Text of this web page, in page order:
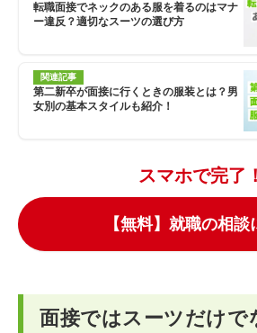
転職面接でネックのある服を着るのはマナ
ー違反？適切なスーツの選び方
関連記事
第二新卒が面接に行くときの服装とは？男
女別の基本スタイルも紹介！
スマホで完了！
【無料】就職の相談
面接ではスーツだけで